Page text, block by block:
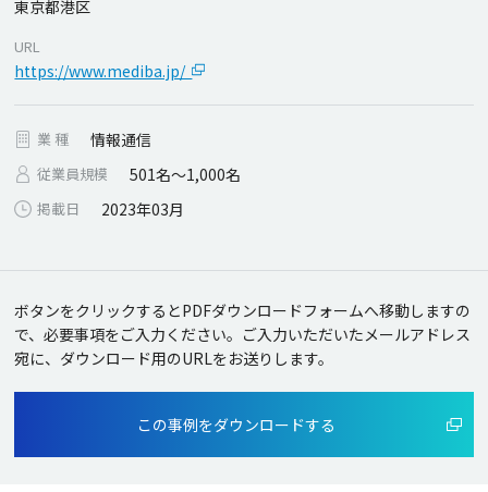
東京都港区
URL
https://www.mediba.jp/
業 種 情報通信
従業員規模 501名～1,000名
掲載日 2023年03月
ボタンをクリックするとPDFダウンロードフォームへ移動しますの
で、必要事項をご入力ください。 ご入力いただいたメールアドレス
宛に、ダウンロード用のURLをお送りします。
この事例をダウンロードする